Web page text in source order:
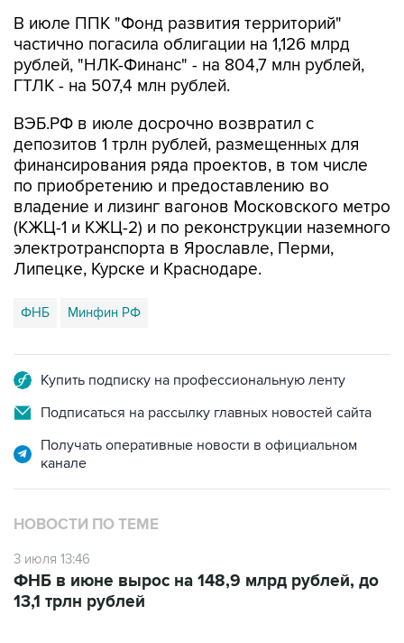
В июле ППК "Фонд развития территорий"
частично погасила облигации на 1,126 млрд
рублей, "НЛК-Финанс" - на 804,7 млн рублей,
ГТЛК - на 507,4 млн рублей.
ВЭБ.РФ в июле досрочно возвратил с
депозитов 1 трлн рублей, размещенных для
финансирования ряда проектов, в том числе
по приобретению и предоставлению во
владение и лизинг вагонов Московского метро
(КЖЦ-1 и КЖЦ-2) и по реконструкции наземного
электротранспорта в Ярославле, Перми,
Липецке, Курске и Краснодаре.
ФНБ Минфин РФ
Купить подписку на профессиональную ленту
Подписаться на рассылку главных новостей сайта
Получать оперативные новости в официальном
канале
НОВОСТИ ПО ТЕМЕ
3 июля 13:46
ФНБ в июне вырос на 148,9 млрд рублей, до
13,1 трлн рублей